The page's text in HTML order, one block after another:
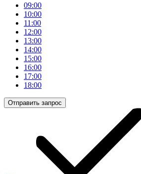
09:00
10:00
11:00
12:00
13:00
14:00
15:00
16:00
17:00
18:00
Отправить запрос